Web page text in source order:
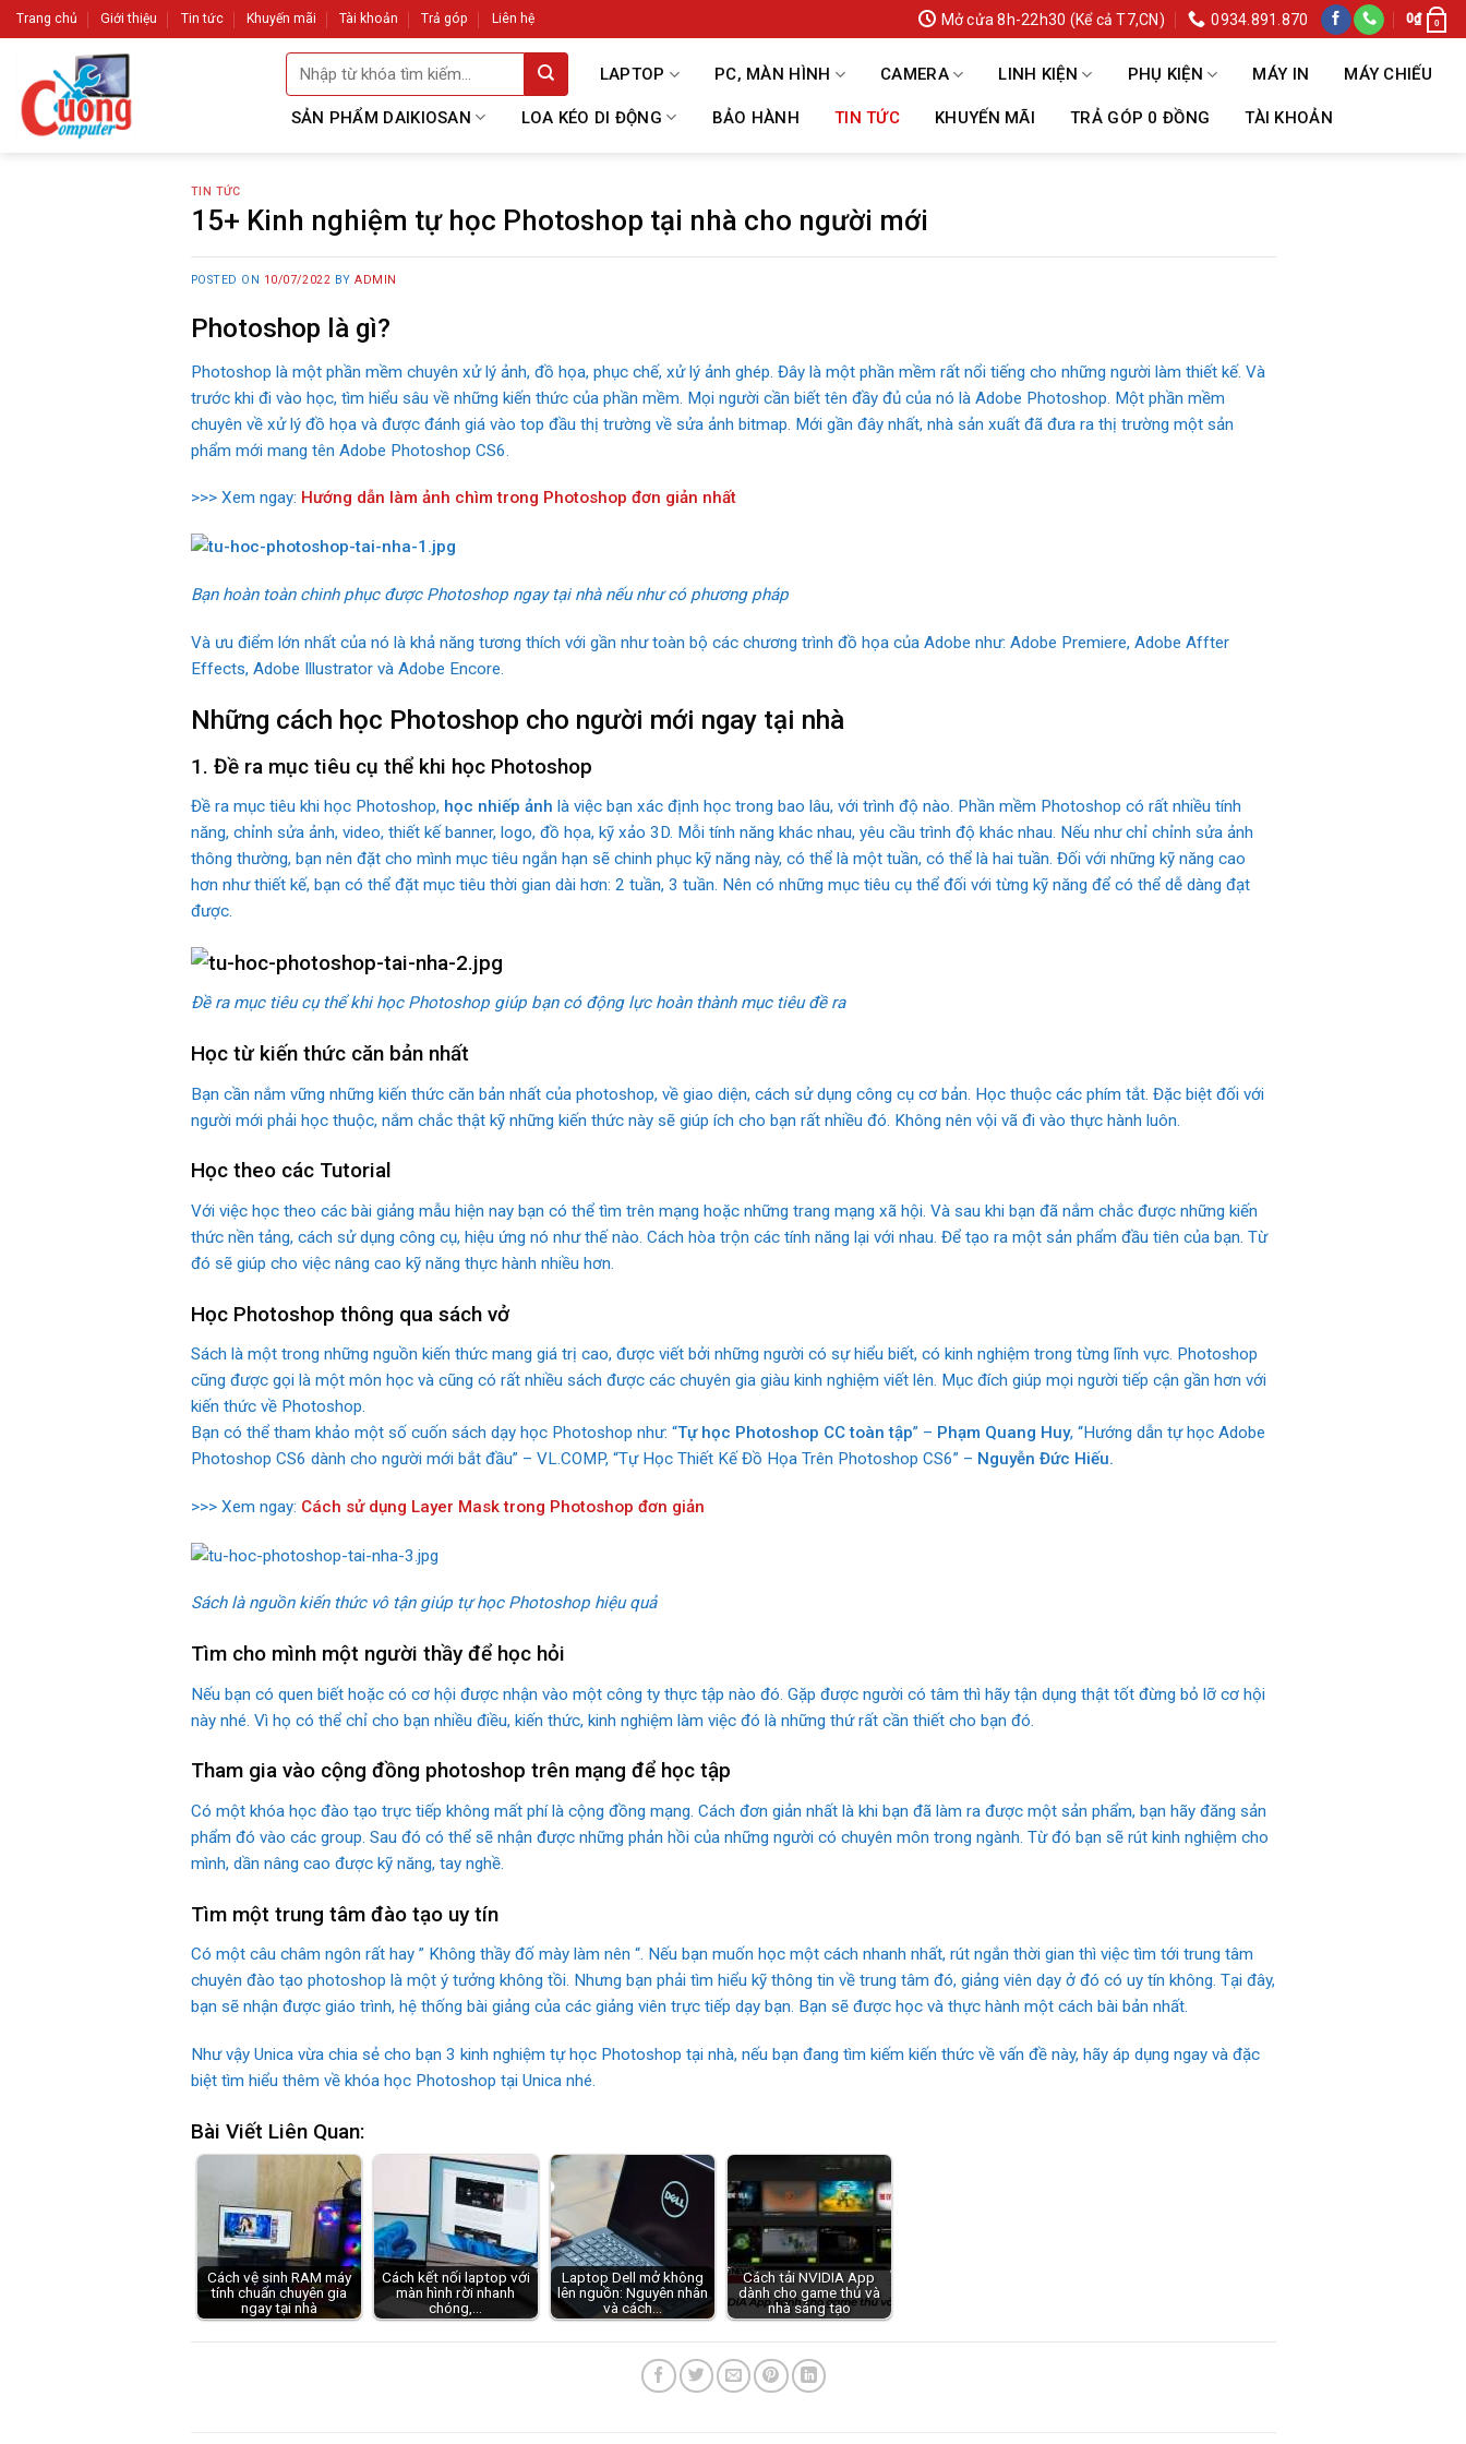
Skip
to
Trang chủ Giới thiệu Tin tức Khuyến mãi Tài khoản Trả góp Liên hệ Mở cửa 8h-22h30 (Kể cả T7,CN) 0934.891.870 0₫ 0
Tìm
kiếm:
LAPTOP PC, MÀN HÌNH CAMERA LINH KIỆN PHỤ KIỆN MÁY IN MÁY CHIẾU
SẢN PHẨM DAIKIOSAN LOA KÉO DI ĐỘNG BẢO HÀNH TIN TỨC KHUYẾN MÃI TRẢ GÓP 0 ĐỒNG TÀI KHOẢN
TIN TỨC
15+ Kinh nghiệm tự học Photoshop tại nhà cho người mới
POSTED ON 10/07/2022 BYADMIN
Photoshop là gì?
Photoshop là một phần mềm chuyên xử lý ảnh, đồ họa, phục chế, xử lý ảnh ghép. Đây là một phần mềm rất nổi tiếng cho những người làm thiết kế. Và
trước khi đi vào học, tìm hiểu sâu về những kiến thức của phần mềm. Mọi người cần biết tên đầy đủ của nó là Adobe Photoshop. Một phần mềm
chuyên về xử lý đồ họa và được đánh giá vào top đầu thị trường về sửa ảnh bitmap. Mới gần đây nhất, nhà sản xuất đã đưa ra thị trường một sản
phẩm mới mang tên Adobe Photoshop CS6.
>>> Xem ngay: Hướng dẫn làm ảnh chìm trong Photoshop đơn giản nhất
Bạn hoàn toàn chinh phục được Photoshop ngay tại nhà nếu như có phương pháp
Và ưu điểm lớn nhất của nó là khả năng tương thích với gần như toàn bộ các chương trình đồ họa của Adobe như: Adobe Premiere, Adobe Affter
Effects, Adobe Illustrator và Adobe Encore.
Những cách học Photoshop cho người mới ngay tại nhà
1. Đề ra mục tiêu cụ thể khi học Photoshop
Đề ra mục tiêu khi học Photoshop, học nhiếp ảnh là việc bạn xác định học trong bao lâu, với trình độ nào. Phần mềm Photoshop có rất nhiều tính
năng, chỉnh sửa ảnh, video, thiết kế banner, logo, đồ họa, kỹ xảo 3D. Mỗi tính năng khác nhau, yêu cầu trình độ khác nhau. Nếu như chỉ chỉnh sửa ảnh
thông thường, bạn nên đặt cho mình mục tiêu ngắn hạn sẽ chinh phục kỹ năng này, có thể là một tuần, có thể là hai tuần. Đối với những kỹ năng cao
hơn như thiết kế, bạn có thể đặt mục tiêu thời gian dài hơn: 2 tuần, 3 tuần. Nên có những mục tiêu cụ thể đối với từng kỹ năng để có thể dễ dàng đạt
được.
Đề ra mục tiêu cụ thể khi học Photoshop giúp bạn có động lực hoàn thành mục tiêu đề ra
Học từ kiến thức căn bản nhất
Bạn cần nắm vững những kiến thức căn bản nhất của photoshop, về giao diện, cách sử dụng công cụ cơ bản. Học thuộc các phím tắt. Đặc biệt đối với
người mới phải học thuộc, nắm chắc thật kỹ những kiến thức này sẽ giúp ích cho bạn rất nhiều đó. Không nên vội vã đi vào thực hành luôn.
Học theo các Tutorial
Với việc học theo các bài giảng mẫu hiện nay bạn có thể tìm trên mạng hoặc những trang mạng xã hội. Và sau khi bạn đã nắm chắc được những kiến
thức nền tảng, cách sử dụng công cụ, hiệu ứng nó như thế nào. Cách hòa trộn các tính năng lại với nhau. Để tạo ra một sản phẩm đầu tiên của bạn. Từ
đó sẽ giúp cho việc nâng cao kỹ năng thực hành nhiều hơn.
Học Photoshop thông qua sách vở
Sách là một trong những nguồn kiến thức mang giá trị cao, được viết bởi những người có sự hiểu biết, có kinh nghiệm trong từng lĩnh vực. Photoshop
cũng được gọi là một môn học và cũng có rất nhiều sách được các chuyên gia giàu kinh nghiệm viết lên. Mục đích giúp mọi người tiếp cận gần hơn với
kiến thức về Photoshop.
Bạn có thể tham khảo một số cuốn sách dạy học Photoshop như: “Tự học Photoshop CC toàn tập” – Phạm Quang Huy, “Hướng dẫn tự học Adobe
Photoshop CS6 dành cho người mới bắt đầu” – VL.COMP, “Tự Học Thiết Kế Đồ Họa Trên Photoshop CS6” – Nguyễn Đức Hiếu.
>>> Xem ngay: Cách sử dụng Layer Mask trong Photoshop đơn giản
Sách là nguồn kiến thức vô tận giúp tự học Photoshop hiệu quả
Tìm cho mình một người thầy để học hỏi
Nếu bạn có quen biết hoặc có cơ hội được nhận vào một công ty thực tập nào đó. Gặp được người có tâm thì hãy tận dụng thật tốt đừng bỏ lỡ cơ hội
này nhé. Vì họ có thể chỉ cho bạn nhiều điều, kiến thức, kinh nghiệm làm việc đó là những thứ rất cần thiết cho bạn đó.
Tham gia vào cộng đồng photoshop trên mạng để học tập
Có một khóa học đào tạo trực tiếp không mất phí là cộng đồng mạng. Cách đơn giản nhất là khi bạn đã làm ra được một sản phẩm, bạn hãy đăng sản
phẩm đó vào các group. Sau đó có thể sẽ nhận được những phản hồi của những người có chuyên môn trong ngành. Từ đó bạn sẽ rút kinh nghiệm cho
mình, dần nâng cao được kỹ năng, tay nghề.
Tìm một trung tâm đào tạo uy tín
Có một câu châm ngôn rất hay ” Không thầy đố mày làm nên “. Nếu bạn muốn học một cách nhanh nhất, rút ngắn thời gian thì việc tìm tới trung tâm
chuyên đào tạo photoshop là một ý tưởng không tồi. Nhưng bạn phải tìm hiểu kỹ thông tin về trung tâm đó, giảng viên dạy ở đó có uy tín không. Tại đây,
bạn sẽ nhận được giáo trình, hệ thống bài giảng của các giảng viên trực tiếp dạy bạn. Bạn sẽ được học và thực hành một cách bài bản nhất.
Như vậy Unica vừa chia sẻ cho bạn 3 kinh nghiệm tự học Photoshop tại nhà, nếu bạn đang tìm kiếm kiến thức về vấn đề này, hãy áp dụng ngay và đặc
biệt tìm hiểu thêm về khóa học Photoshop tại Unica nhé.
Bài Viết Liên Quan:
Cách vệ sinh RAM máy
tính chuẩn chuyên gia
ngay tại nhà
Cách kết nối laptop với
màn hình rời nhanh
chóng,…
Laptop Dell mở không
lên nguồn: Nguyên nhân
và cách…
Cách tải NVIDIA App
dành cho game thủ và
nhà sáng tạo